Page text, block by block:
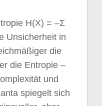
H(X) = –Σ
Unsicherheit in
die
die Entropie –
und
spiegelt sich